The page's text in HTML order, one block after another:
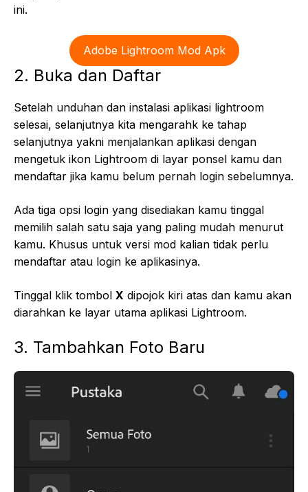
ini.
Adobe Lightroom Mod Apk
2. Buka dan Daftar
Setelah unduhan dan instalasi aplikasi lightroom
selesai, selanjutnya kita mengarahk ke tahap
selanjutnya yakni menjalankan aplikasi dengan
mengetuk ikon Lightroom di layar ponsel kamu dan
mendaftar jika kamu belum pernah login sebelumnya.
Ada tiga opsi login yang disediakan kamu tinggal
memilih salah satu saja yang paling mudah menurut
kamu. Khusus untuk versi mod kalian tidak perlu
mendaftar atau login ke aplikasinya.
Tinggal klik tombol X dipojok kiri atas dan kamu akan
diarahkan ke layar utama aplikasi Lightroom.
3. Tambahkan Foto Baru